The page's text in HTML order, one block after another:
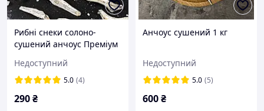
Рибні снеки солоно-
сушений анчоус Преміум
Недоступний
5.0 (4)
290₴
Анчоус сушений 1 кг
Недоступний
5.0 (5)
600₴